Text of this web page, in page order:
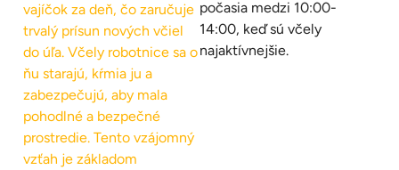
vajíčok za deň, čo zaručuje
trvalý prísun nových včiel
do úľa. Včely robotnice sa o
ňu starajú, kŕmia ju a
zabezpečujú, aby mala
pohodlné a bezpečné
prostredie. Tento vzájomný
vzťah je základom
počasia medzi 10:00-
14:00, keď sú včely
najaktívnejšie.